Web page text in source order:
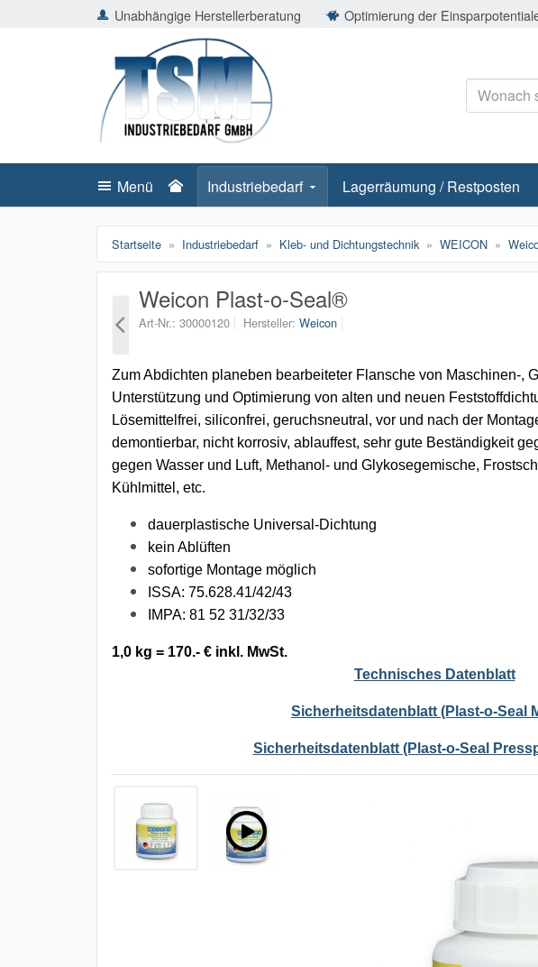
Unabhängige Herstellerberatung Optimierung der
schließen
Suche
Menü Industriebedarf Lagerräumung / Restposten
Startseite Industriebedarf Kleb- und Dichtungstechnik WEICON
Weicon Plast-o-Seal®
Art-Nr. 30000120 Hersteller Weicon
Zum Abdichten planeben bearbeiteter Flansche von Maschinen-,
Unterstützung und Optimierung von alten und neuen
Lösemittelfrei, siliconfrei, geruchsneutral, vor und nach der
demontierbar, nicht korrosiv, ablauffest, sehr gute Beständigkeit
gegen Wasser und Luft, Methanol- und Glykosegemische,
Kühlmittel, etc.
dauerplastische Universal-Dichtung
kein Ablüften
sofortige Montage möglich
ISSA: 75.628.41/42/43
IMPA: 81 52 31/32/33
1,0 kg = 170.- € inkl. MwSt.
Technisches Datenblatt
Sicherheitsdatenblatt (Plast-o-Seal
Sicherheitsdatenblatt (Plast-o-Seal